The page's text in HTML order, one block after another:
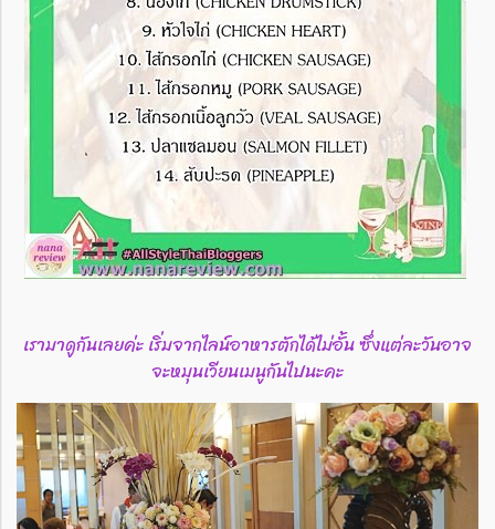
เรามาดูกันเลยค่ะ เริ่มจากไลน์อาหารตักได้ไม่อั้น ซึ่งแต่ละวันอาจ
จะหมุนเวียนเมนูกันไปนะคะ